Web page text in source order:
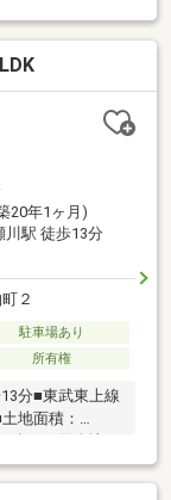
談ください。お
20年1ヶ月)
川駅 徒歩13分
２
駐車場あり
所有権
分■東武東上線
地面積：
坪）■用途地
り：4LLDDKK
ー付カーポート